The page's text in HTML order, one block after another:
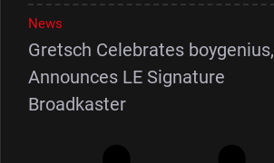
News
Gretsch Celebrates boygenius,
Announces LE Signature
Broadkaster